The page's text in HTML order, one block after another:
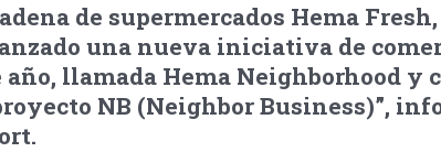
de supermercados Hema
una nueva iniciativa de
año, llamada Hema Neighborhood
NB (Neighbor Business)”,